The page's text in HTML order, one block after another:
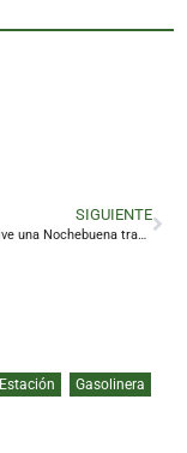
SIGUIENTE
Linares vive una Nochebuena tranquila
Estación
Gasolinera